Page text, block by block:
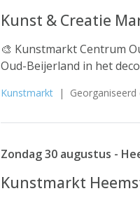
Kunst & Creatie
🎨 Kunstmarkt Centrum
Oud-Beijerland in het
Kunstmarkt | Georganiseerd
Zondag 30 augustus -
Kunstmarkt